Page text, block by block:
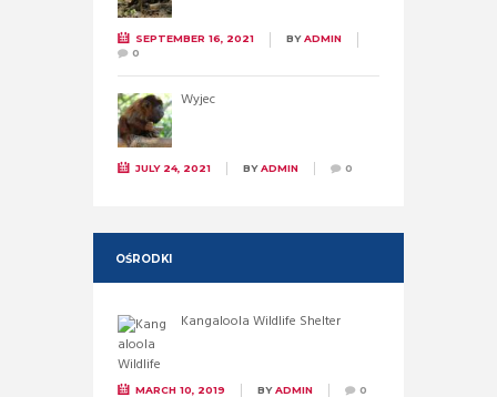
SEPTEMBER 16, 2021 BYADMIN
0
Wyjec
JULY 24, 2021 BYADMIN 0
OŚRODKI
Kangaloola Wildlife Shelter
MARCH 10, 2019 BYADMIN 0